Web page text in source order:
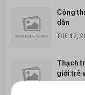
Công
dẫn
TUE 12,
Thạch
giới trẻ